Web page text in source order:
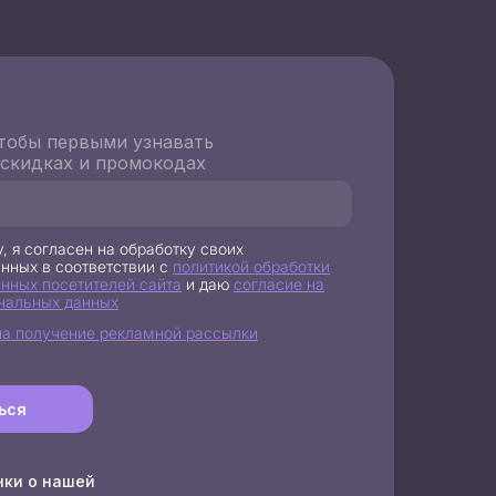
о нашей
первыми узнавать
и промокодах
я согласен на обработку своих
в соответствии с политикой обработки
посетителей сайта и даю согласие на
данных
получение рекламной рассылки